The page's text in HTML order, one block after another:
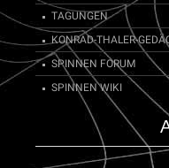
TAGUNGEN
KONRAD-THALER-
SPINNEN FORUM
SPINNEN WIKI